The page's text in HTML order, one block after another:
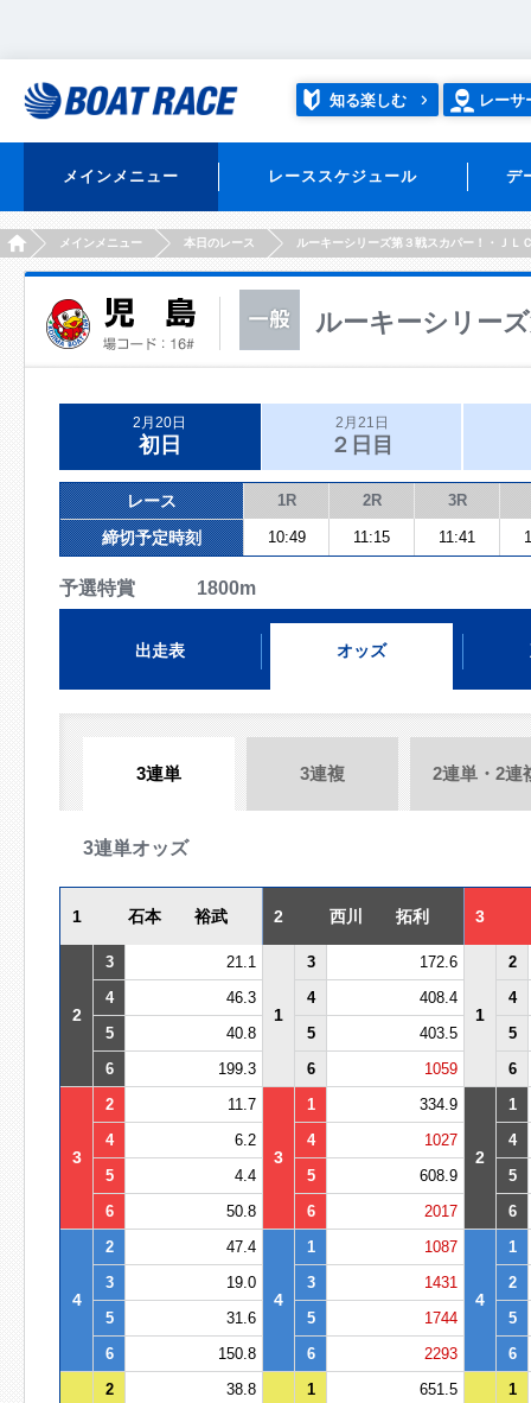
知る楽しむ レーサ
メインメニュー レーススケジュール デ
HOMEメインメニュー 本日のレース ルーキーシリーズ第３戦スカパー！・ＪＬ
ルーキーシリー
2月20日
初日
2月21日
２日目
レース 1R 2R 3R
締切予定時刻 10:49 11:15 11:41
予選特賞 1800m
出走表 オッズ
3連単 3連複 2連単・2連
3連単オッズ
1 石本 裕武 2 西川 拓利 3
2
3 21.1
1
3 172.6
1
2
4
46.3 4 408.4
4
5
40.8 5 403.5
5
6
199.3 6 1059 6
3
2 11.7
3
1 334.9
2
1
4
6.2 4 1027
4
5
4.4 5 608.9
5
6
50.8 6 2017 6
4
2 47.4
4
1 1087
4
1
3
19.0 3 1431
2
5
31.6 5 1744
5
6
150.8 6 2293 6
2 38.8 1 651.5
1